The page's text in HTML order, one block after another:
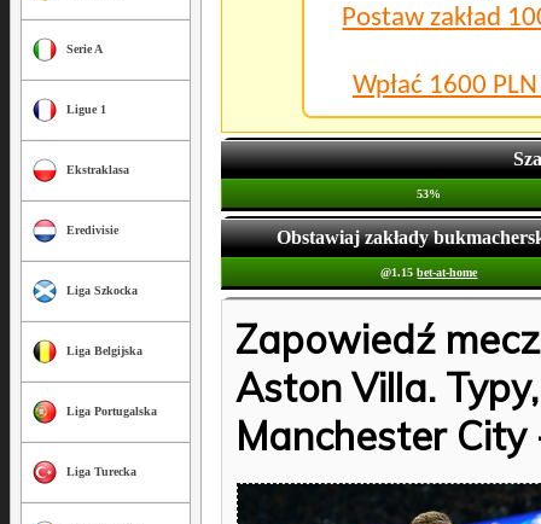
Serie A
Ligue 1
Ekstraklasa
Eredivisie
Liga Szkocka
Liga Belgijska
Liga Portugalska
Liga Turecka
Postaw zakład
Wpłać 1600
53%
Obstawiaj zakłady
@1.15bet-at-home
Zapowiedź
Aston Villa.
Manchester